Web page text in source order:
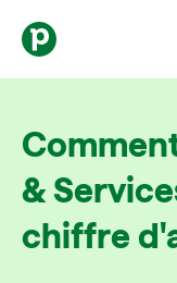
&
chiffre